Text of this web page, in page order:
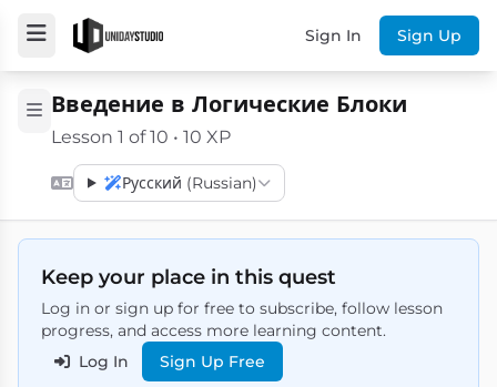
Sign In Sign Up
Введение в Логические Блоки
Lesson 1 of 10 • 10 XP
Русский (Russian)
Keep your place in this quest
Log in or sign up for free to subscribe, follow lesson
progress, and access more learning content.
Log In
Sign Up Free